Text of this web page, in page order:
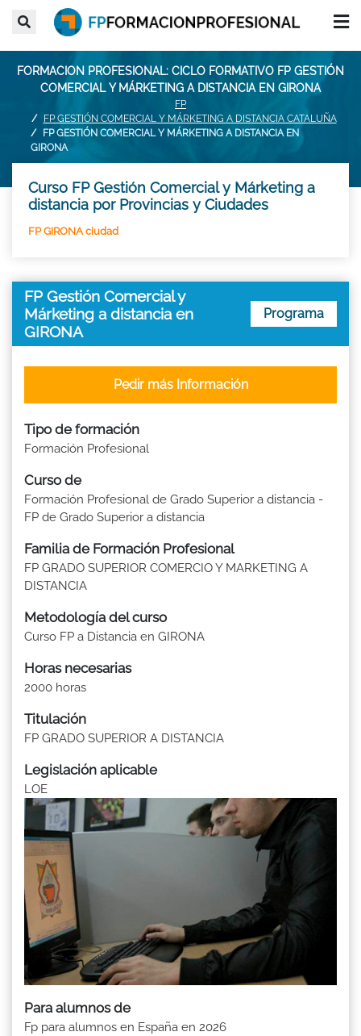
FORMACION PROFESIONAL: CICLO FORMATIVO FP GESTIÓN
COMERCIAL Y MÁRKETING A DISTANCIA EN GIRONA
FP
FP GESTIÓN COMERCIAL Y MÁRKETING A DISTANCIA CATALUÑA
FP GESTIÓN COMERCIAL Y MÁRKETING A DISTANCIA EN
GIRONA
Curso FP Gestión Comercial y Márketing a
distancia por Provincias y Ciudades
FP GIRONA ciudad
FP Gestión Comercial y
Márketing a distancia en
GIRONA
Programa
Tipo de formación
Formación Profesional
Curso de
Formación Profesional de Grado Superior a distancia -
FP de Grado Superior a distancia
Familia de Formación Profesional
FP GRADO SUPERIOR COMERCIO Y MARKETING A
DISTANCIA
Metodología del curso
Curso FP a Distancia en GIRONA
Horas necesarias
2000 horas
Titulación
FP GRADO SUPERIOR A DISTANCIA
Legislación aplicable
LOE
Para alumnos de
Fp para alumnos en España en 2026
Pedir más Información